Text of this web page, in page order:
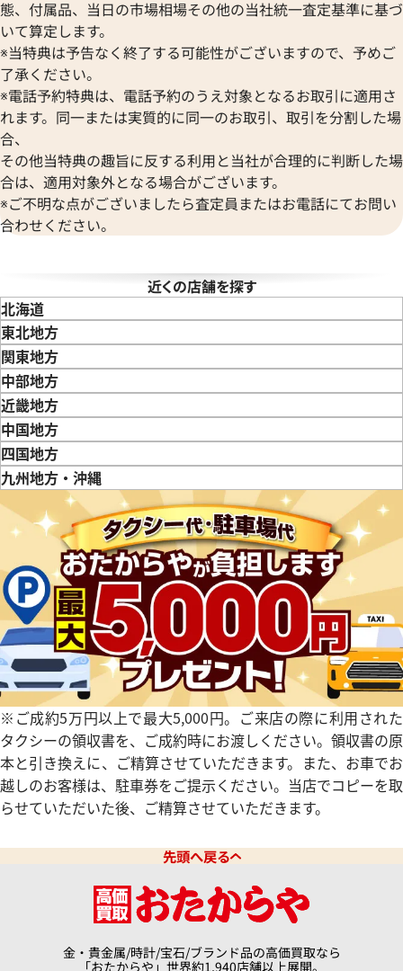
ヴァンクリーフ＆アーペル
Versace
ヴェルサーチ
Wempe
ヴェンペ
ボール ウォッチ
態、付属品、当日の市場相場その他の当社統一査定基準に基づ
いて算定します。
※当特典は予告なく終了する可能性がございますので、予めご
了承ください。
※電話予約特典は、電話予約のうえ対象となるお取引に適用さ
れます。同一または実質的に同一のお取引、取引を分割した場
合、
その他当特典の趣旨に反する利用と当社が合理的に判断した場
合は、適用対象外となる場合がございます。
※ご不明な点がございましたら査定員またはお電話にてお問い
合わせください。
近くの店舗を探す
北海道
東北地方
青森県岩手県
関東地方
東京都神奈川県
中部地方
新潟県富山県
近畿地方
三重県滋賀県
中国地方
鳥取県島根県
四国地方
徳島県香川県愛媛県
九州地方・沖縄
福岡県
佐賀県 長崎県 熊本県大分県宮崎県鹿児島県
※ご成約5万円以上で最大5,000円。ご来店の際に利用された
タクシーの領収書を、ご成約時にお渡しください。領収書の原
本と引き換えに、ご精算させていただきます。また、お車でお
越しのお客様は、駐車券をご提示ください。当店でコピーを取
らせていただいた後、ご精算させていただきます。
先頭へ戻る
金・貴金属/時計/宝石/ブランド品の高価買取なら
「おたからや」世界約1,940店舗以上展開。